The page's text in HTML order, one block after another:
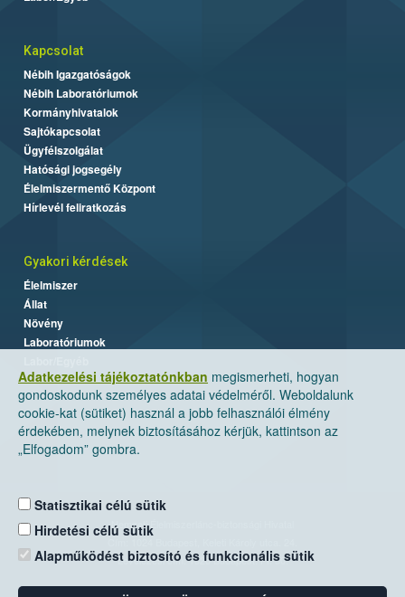
Adatkezelési tájékoztatónkban megismerheti, hogyan
gondoskodunk személyes adatai védelméről. Weboldalunk
cookie-kat (sütiket) használ a jobb felhasználói élmény
érdekében, melynek biztosításához kérjük, kattintson az
„Elfogadom” gombra.
Statisztikai célú sütik
Hirdetési célú sütik
Alapműködést biztosító és funkcionális sütik
Kapcsolat
Nébih Igazgatóságok
Nébih Laboratóriumok
Kormányhivatalok
Sajtókapcsolat
Ügyfélszolgálat
Hatósági jogsegély
Élelmiszermentő Központ
Hírlevél feliratkozás
Gyakori kérdések
Élelmiszer
Állat
Növény
Laboratóriumok
Nemzeti Élelmiszerlánc-biztonsági Hivatal
Levelezési cím: 1525 Budapest. Pf. 30.